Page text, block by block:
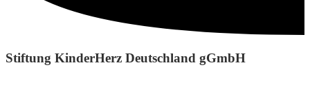
Stiftung KinderHerz Deutschland gGmbH